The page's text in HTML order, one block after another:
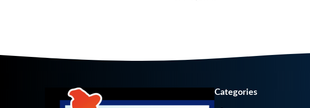
Categories